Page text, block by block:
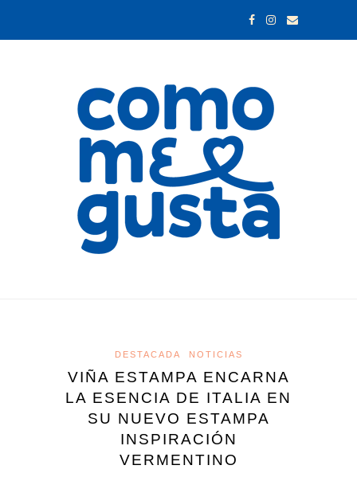
DESTACADA NOTICIAS
VIÑA ESTAMPA ENCARNA
LA ESENCIA DE ITALIA EN
SU NUEVO ESTAMPA
INSPIRACIÓN
VERMENTINO